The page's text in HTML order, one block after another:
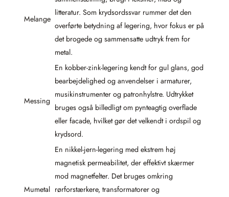
Melange
litteratur. Som krydsordssvar rummer det den
overførte betydning af legering, hvor fokus er på
det brogede og sammensatte udtryk frem for
metal.
Messing
En kobber-zink-legering kendt for gul glans, god
bearbejdelighed og anvendelser i armaturer,
musikinstrumenter og patronhylstre. Udtrykket
bruges også billedligt om pynteagtig overflade
eller facade, hvilket gør det velkendt i ordspil og
krydsord.
Mumetal
En nikkel-jern-legering med ekstrem høj
magnetisk permeabilitet, der effektivt skærmer
mod magnetfelter. Det bruges omkring
rørforstærkere, transformatorer og